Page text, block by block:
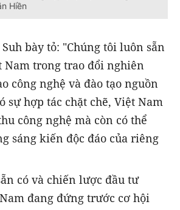
Hiền
Suh bày tỏ: "Chúng tôi luôn sẵn
Nam trong trao đổi nghiên
công nghệ và đào tạo nguồn
sự hợp tác chặt chẽ, Việt Nam
công nghệ mà còn có thể
sáng kiến độc đáo của riêng
có và chiến lược đầu tư
đang đứng trước cơ hội